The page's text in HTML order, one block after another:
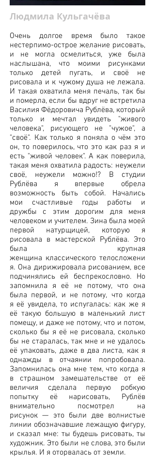
Людмила Кульгачёва
Очень долгое время было такое
нестерпимо-острое желание рисовать,
и не могла осмелиться, уже была
наслышана, что моими рисунками
только детей пугать, и своё не
рисовала и к чужому душа не лежала.
И такая охватила меня печаль, так бы
и померла, если бы вдруг не встретила
Василия Фёдоровича Рублёва, который
только и мечтал увидеть "живого
человека", рисующего не "чужое", а
"своё". Как только я поняла о чём это
он, то поверилось, что это как раз я и
есть "живой человек". А как поверила,
такая меня охватила радость: неужели
своё, неужели можно!? В студии
Рублёва я впервые обрела
возможность быть собой. Начались
мои счастливые годы работы и
дружбы с этим дорогим для меня
человеком и учителем. Зина была моей
первой натурщицей, которую я
рисовала в мастерской Рублёва. Это
была крупная
женщина классического телосложени
я. Она дирижировала рисованием, все
подчинялись ей беспрекословно. Но
запомнила я её не потому, что она
была первой, и не потому, что когда
я её увидела, то испугалась: как же я
её такую большую в маленький лист
помещу, и даже не потому, что и потом,
сколько бы я её не рисовала, сколько
бы не старалась, так мне и не удалось
её упаковать, даже в два листа, как я
однажды в отчаянии попробовала.
Запомнилась она мне тем, что когда я
в страшном замешательстве от её
величия сделала первую робкую
попытку её нарисовать, Рублёв
внимательно посмотрел на
рисунок — это были две волнистые
линии обозначавшие лежащую фигуру,
и сказал мне: ты будешь рисовать, ты
художник. Это были не слова, это были
крылья. И я оторвалась от земли.